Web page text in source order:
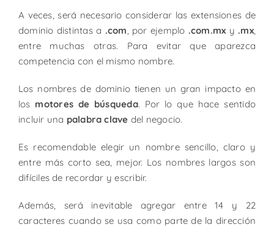
A veces, será necesario considerar las extensiones de
dominio distintas a .com, por ejemplo .com.mx y .mx,
entre muchas otras. Para evitar que aparezca
competencia con el mismo nombre.
Los nombres de dominio tienen un gran impacto en
los motores de búsqueda. Por lo que hace sentido
incluir una palabra clave del negocio.
Es recomendable elegir un nombre sencillo, claro y
entre más corto sea, mejor. Los nombres largos son
difíciles de recordar y escribir.
Además, será inevitable agregar entre 14 y 22
caracteres cuando se usa como parte de la dirección